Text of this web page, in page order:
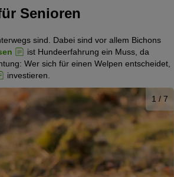
Senioren
sind. Dabei sind vor allem Bichons
ist Hundeerfahrung ein Muss, da
Wer sich für einen Welpen entscheidet,
investieren.
1 / 7